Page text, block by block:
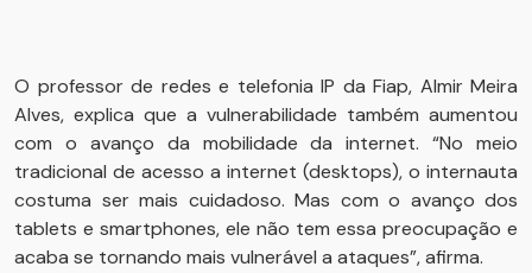
O professor de redes e telefonia IP da Fiap, Almir Meira
Alves, explica que a vulnerabilidade também aumentou
com o avanço da mobilidade da internet. “No meio
tradicional de acesso a internet (desktops), o internauta
costuma ser mais cuidadoso. Mas com o avanço dos
tablets e smartphones, ele não tem essa preocupação e
acaba se tornando mais vulnerável a ataques”, afirma.